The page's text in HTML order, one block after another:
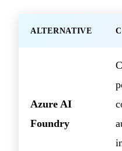
ALTERNATIVE
Azure AI
Foundry